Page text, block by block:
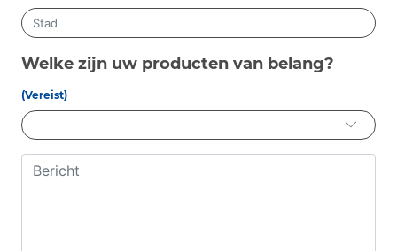
Welke zijn uw producten van belang?
(Vereist)